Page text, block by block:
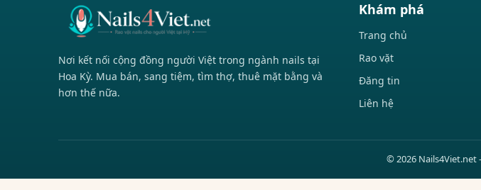
Nơi kết nối cộng đồng người Việt trong ngành nails tại
Hoa Kỳ. Mua bán, sang tiệm, tìm thợ, thuê mặt bằng và
hơn thế nữa.
Khám phá
Trang chủ
Rao vặt
Đăng tin
Liên hệ
© 2026 Nails4Viet.net